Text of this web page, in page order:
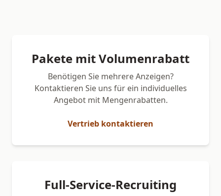
Pakete mit Volumenrabatt
Benötigen Sie mehrere Anzeigen?
Kontaktieren Sie uns für ein individuelles
Angebot mit Mengenrabatten.
Vertrieb kontaktieren
Full-Service-Recruiting